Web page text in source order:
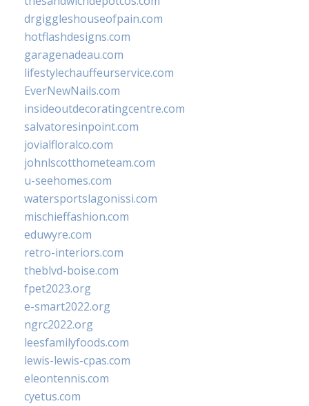
drgiggleshouseofpain.com
hotflashdesigns.com
garagenadeau.com
lifestylechauffeurservice.com
EverNewNails.com
insideoutdecoratingcentre.com
salvatoresinpoint.com
jovialfloralco.com
johnlscotthometeam.com
u-seehomes.com
watersportslagonissi.com
mischieffashion.com
eduwyre.com
retro-interiors.com
theblvd-boise.com
fpet2023.org
e-smart2022.org
ngrc2022.org
leesfamilyfoods.com
lewis-lewis-cpas.com
eleontennis.com
cyetus.com